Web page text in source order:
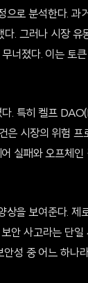
로 분석한다. 과
. 그러나 시장
너졌다. 이는 토
다. 특히 켈프
시장의 위험 프
실패와 오프체
을 보여준다. 제
안 사고라는 단
성 중 어느 하나